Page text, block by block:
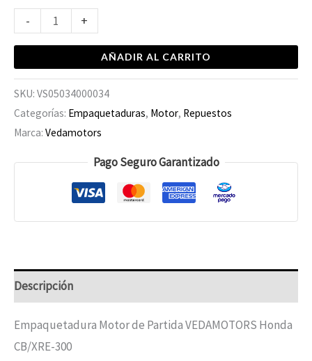
- +
AÑADIR AL CARRITO
SKU: VS05034000034
Categorías: Empaquetaduras, Motor, Repuestos
Marca: Vedamotors
Pago Seguro Garantizado
Descripción
Empaquetadura Motor de Partida VEDAMOTORS Honda
CB/XRE-300